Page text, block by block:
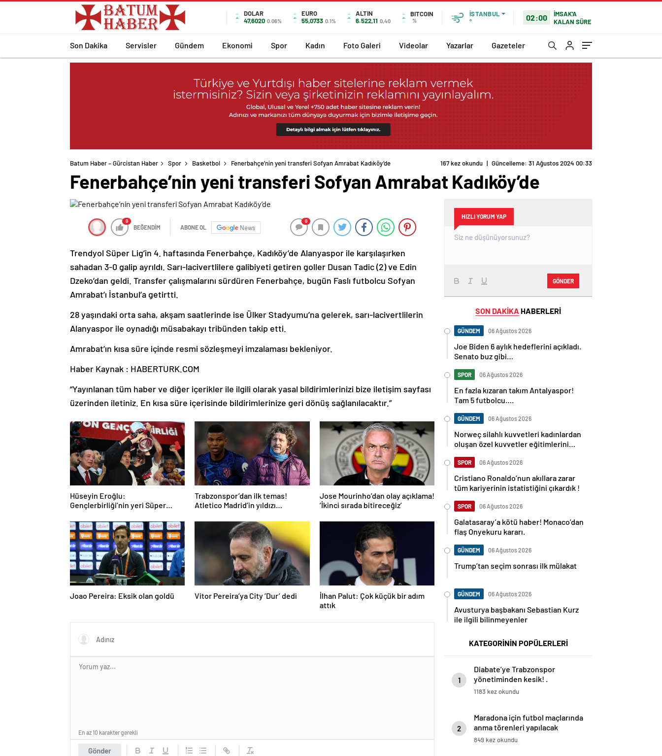
DOLAR
47,6020 0.06%
EURO
55,0733 0.1%
ALTIN
6.522,11 0,40
BITCOIN
%
İSTANBUL
°
02:00
İMSAK'A
KALAN SÜRE
Son Dakika Servisler Gündem Ekonomi Spor Kadın Foto Galeri Videolar Yazarlar Gazeteler
Batum Haber – Gürcistan Haber Spor Basketbol Fenerbahçe’nin yeni transferi Sofyan Amrabat Kadıköy’de 167 kez okundu | Güncelleme: 31 Ağustos 2024 00:33
Fenerbahçe’nin yeni transferi Sofyan Amrabat Kadıköy’de
0
BEĞENDİM ABONE OL News
0
Trendyol Süper Lig’in 4. haftasında Fenerbahçe, Kadıköy’de Alanyaspor ile karşılaşırken
sahadan 3-0 galip ayrıldı. Sarı-lacivertlilere galibiyeti getiren goller Dusan Tadic (2) ve Edin
Dzeko’dan geldi. Transfer çalışmalarını sürdüren Fenerbahçe, bugün Faslı futbolcu Sofyan
Amrabat’ı İstanbul’a getirtti.
28 yaşındaki orta saha, akşam saatlerinde ise Ülker Stadyumu’na gelerek, sarı-lacivertlilerin
Alanyaspor ile oynadığı müsabakayı tribünden takip etti.
Amrabat’ın kısa süre içinde resmi sözleşmeyi imzalaması bekleniyor.
Haber Kaynak : HABERTURK.COM
“Yayınlanan tüm haber ve diğer içerikler ile ilgili olarak yasal bildirimlerinizi bize iletişim sayfası
üzerinden iletiniz. En kısa süre içerisinde bildirimlerinize geri dönüş sağlanılacaktır.”
Hüseyin Eroğlu:
Gençlerbirliği’nin yeri Süper
Trabzonspor’dan ilk temas!
Atletico Madrid’in yıldızı
Jose Mourinho’dan olay açıklama!
‘İkinci sırada bitireceğiz’
Joao Pereira: Eksik olan goldü Vitor Pereira’ya City ‘Dur’ dedi
İlhan Palut: Çok küçük bir adım
attık
Gönder
En az 10 karakter gerekli
HIZLI YORUM YAP
GÖNDER
SON DAKİKA HABERLERİ
GÜNDEM 06 Ağustos 2026
Joe Biden 6 aylık hedeflerini açıkladı.
Senato buz gibi…
SPOR 06 Ağustos 2026
En fazla kızaran takım Antalyaspor!
Tam 5 futbolcu….
GÜNDEM 06 Ağustos 2026
Norweç silahlı kuvvetleri kadınlardan
oluşan özel kuvvetler eğitimlerini
SPOR 06 Ağustos 2026
Cristiano Ronaldo’nun akıllara zarar
tüm kariyerinin istatistiğini çıkardık !
SPOR 06 Ağustos 2026
Galatasaray’a kötü haber! Monaco’dan
flaş Onyekuru kararı.
GÜNDEM 06 Ağustos 2026
Trump’tan seçim sonrası ilk mülakat
GÜNDEM 06 Ağustos 2026
Avusturya başbakanı Sebastian Kurz
ile ilgili bilinmeyenler
KATEGORİNİN POPÜLERLERİ
1
Diabate’ye Trabzonspor
yönetiminden kesik! .
1183 kez okundu
2
Maradona için futbol maçlarında
anma törenleri yapılacak
849 kez okundu